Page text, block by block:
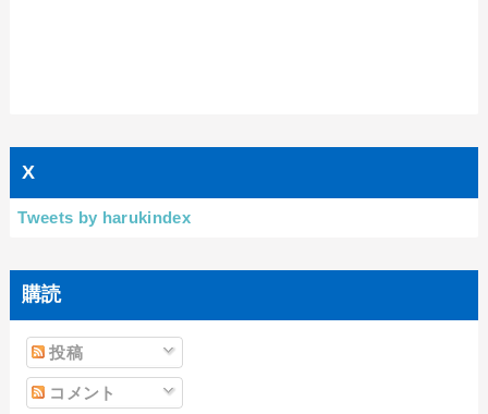
X
Tweets by harukindex
購読
投稿
コメント